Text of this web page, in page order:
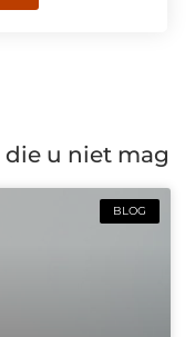
die u niet mag
BLOG